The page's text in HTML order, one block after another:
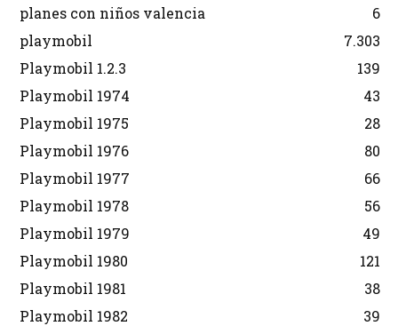
planes con niños valencia
6
playmobil
7.303
Playmobil 1.2.3
139
Playmobil 1974
43
Playmobil 1975
28
Playmobil 1976
80
Playmobil 1977
66
Playmobil 1978
56
Playmobil 1979
49
Playmobil 1980
121
Playmobil 1981
38
Playmobil 1982
39